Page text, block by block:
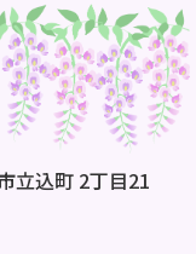
立込町 2丁目21